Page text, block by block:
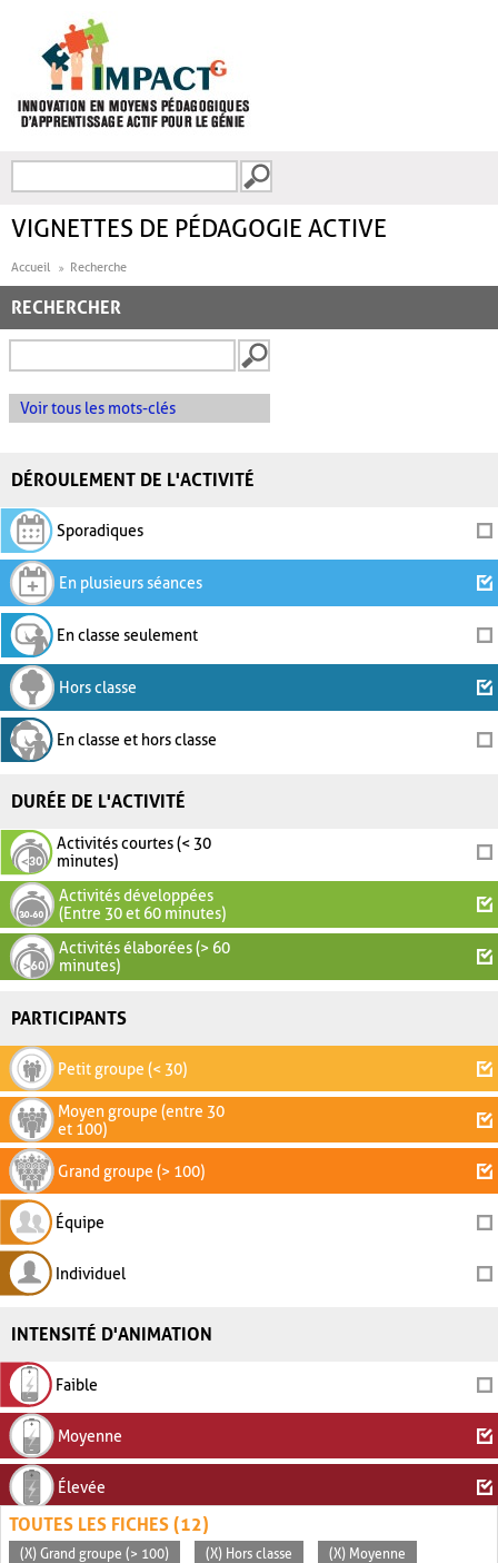
FORMULAIRE DE
VIGNETTES DE PÉDAGOGIE ACTIVE
Accueil Recherche
RECHERCHER
Voir tous les mots-clés
DÉROULEMENT DE L'ACTIVITÉ
Sporadiques
En plusieurs séances
En classe seulement
Hors classe
En classe et hors classe
DURÉE DE L'ACTIVITÉ
Activités courtes (< 30
minutes)
Activités développées
(Entre 30 et 60 minutes)
Activités élaborées (> 60
minutes)
PARTICIPANTS
Petit groupe (< 30)
Moyen groupe (entre 30
et 100)
Grand groupe (> 100)
Équipe
Individuel
INTENSITÉ D'ANIMATION
Faible
Moyenne
Élevée
TOUTES LES FICHES (12)
(X) Grand groupe (> 100) (X) Hors classe (X) Moyenne